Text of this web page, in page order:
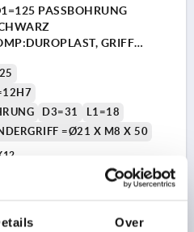
Over
PASSBOHRUNG
GRIFF
D3=31
L1=18
=Ø21 X M8 X 50